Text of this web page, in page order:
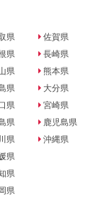
県
県
県
県
県
県
県
県
県
県
佐賀県
長崎県
熊本県
大分県
宮崎県
鹿児島県
沖縄県